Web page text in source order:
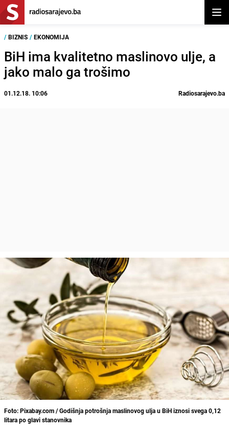
/ BIZNIS / EKONOMIJA
BiH ima kvalitetno maslinovo ulje, a
jako malo ga trošimo
01.12.18. 10:06 Radiosarajevo.ba
Foto: Pixabay.com / Godišnja potrošnja maslinovog ulja u BiH iznosi svega 0,12
litara po glavi stanovnika